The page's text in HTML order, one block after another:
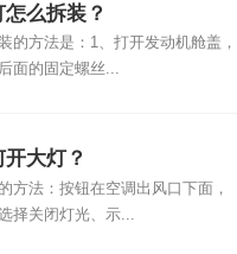
么拆装？
的方法是：1、打开发动机舱盖，
面的固定螺丝...
大灯？
方法：按钮在空调出风口下面，
择关闭灯光、示...